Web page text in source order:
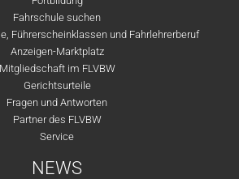
Fahrschule suchen
Führerscheinklassen und Fahrlehrerberuf
Anzeigen-Marktplatz
Mitgliedschaft im FLVBW
Gerichtsurteile
Fragen und Antworten
Partner des FLVBW
Service
NEWS